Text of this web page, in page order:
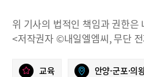
위 기사의 법적인 책임과 권한은
<저작권자 ©내일엘엠씨, 무단
교육 안양·군포·의